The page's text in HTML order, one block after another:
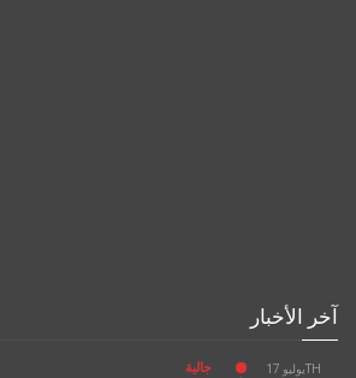
آخر الأخبار
يوليو 17TH
جالية